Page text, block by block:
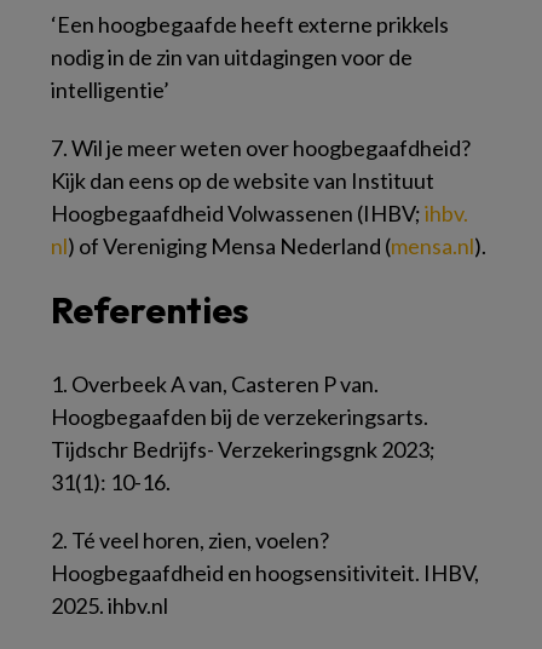
‘Een hoogbegaafde heeft externe prikkels
nodigin de zin van uitdagingen voor de
intelligentie’
7.Wil je meer weten over hoogbegaafdheid?
Kijk dan eens op de website van Instituut
Hoogbegaafdheid Volwassenen (IHBV;ihbv.​
nl) of Vereniging Mensa Nederland (mensa.​nl).
Referenties
1. Overbeek A van, Casteren P van.
Hoogbegaafden bij de verzekeringsarts.
Tijdschr Bedrijfs- Verzekeringsgnk 2023;
31(1): 10-16.
2. Té veel horen, zien, voelen?
Hoogbegaafdheid en hoogsensitiviteit. IHBV,
2025. ihbv.nl